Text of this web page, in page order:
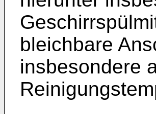
bleichbare
insbesondere